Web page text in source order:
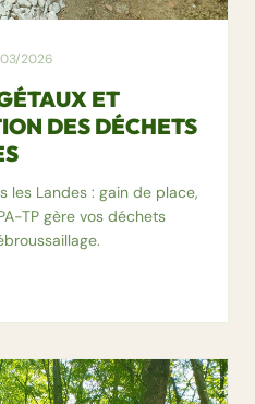
2026
ET
DES DÉCHETS
les Landes : gain de place,
TP gère vos déchets